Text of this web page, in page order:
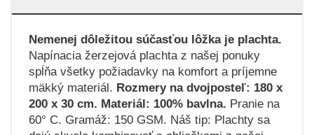
Nemenej dôležitou súčasťou lôžka je plachta.
Napínacia žerzejová plachta z našej ponuky
spĺňa všetky požiadavky na komfort a príjemne
mäkký materiál. Rozmery na dvojposteľ: 180 x
200 x 30 cm. Materiál: 100% bavlna. Pranie na
60° C. Gramáž: 150 GSM. Náš tip: Plachty sa